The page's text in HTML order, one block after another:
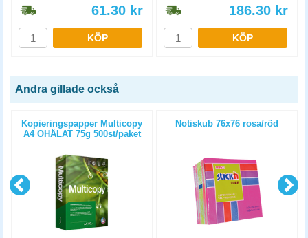
61.30 kr
KÖP
186.30 kr
KÖP
Andra gillade också
Kopieringspapper Multicopy
A4 OHÅLAT 75g 500st/paket
Notiskub 76x76 rosa/röd